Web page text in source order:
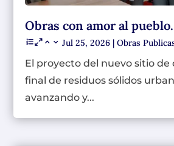
Obras con amor al pueblo.
Jul 25, 2026 |Obras
El proyecto del nuevo sitio de
final de residuos sólidos
avanzando y...